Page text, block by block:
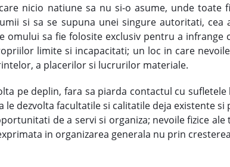
nicio natiune sa nu si-o asume, unde toate
si sa se supuna unei singure autoritati, cea
sa fie folosite exclusiv pentru a infrange
limite si incapacitati; un loc in care
a placerilor si lucrurilor materiale.
pe deplin, fara sa piarda contactul cu
dezvolta facultatile si calitatile deja existente
de a servi si organiza; nevoile fizice
in organizarea generala nu prin